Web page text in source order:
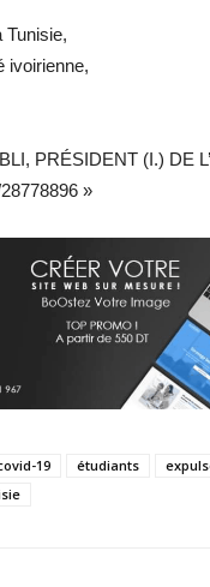
Tunisie,
ivoirienne,
PRÉSIDENT (I.) DE
»
19 étudiants